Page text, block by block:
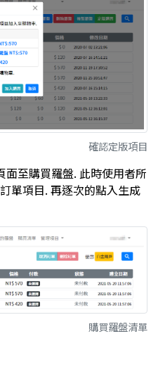
確認定版項目
面至購買羅盤. 此時使用者所
單項目. 再逐次的點入生成
購買羅盤清單